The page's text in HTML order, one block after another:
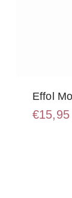
Effol
€15,95